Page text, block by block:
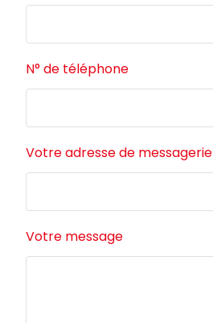
N° de téléphone
Votre adresse de messagerie
Votre message